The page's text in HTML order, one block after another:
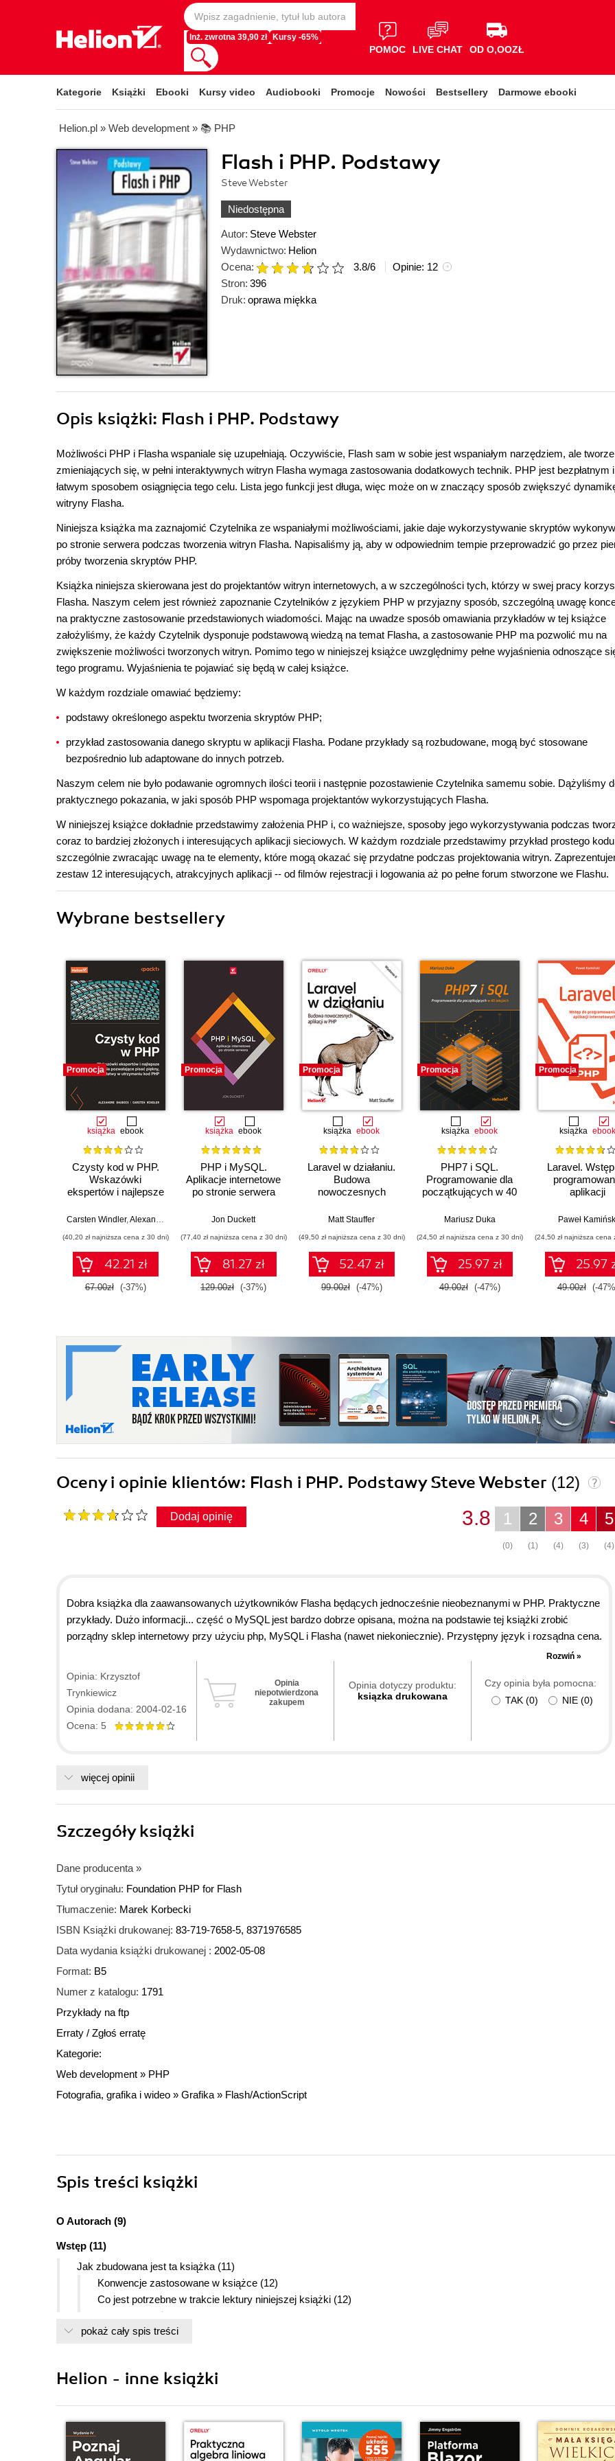
Inż. zwrotna 39,90 zł Kursy -65%
POMOC LIVE CHAT OD O,OOZŁ
Kategorie Książki Ebooki Kursy video Audiobooki Promocje Nowości Bestsellery Darmowe ebooki
Helion.pl » Web development » 📚 PHP
Flash i PHP. Podstawy
Steve Webster
Niedostępna
Autor: Steve Webster
Wydawnictwo: Helion
Ocena:
3.8/6 Opinie: 12
Stron: 396
Druk: oprawa miękka
Opis książki: Flash i PHP. Podstawy
Możliwości PHP i Flasha wspaniale się uzupełniają. Oczywiście, Flash sam w sobie jest wspaniałym narzędziem, ale
zmieniających się, w pełni interaktywnych witryn Flasha wymaga zastosowania dodatkowych technik. PHP jest bezpłatnym i
łatwym sposobem osiągnięcia tego celu. Lista jego funkcji jest długa, więc może on w znaczący sposób zwiększyć
witryny Flasha.
Niniejsza książka ma zaznajomić Czytelnika ze wspaniałymi możliwościami, jakie daje wykorzystywanie skryptów
po stronie serwera podczas tworzenia witryn Flasha. Napisaliśmy ją, aby w odpowiednim tempie przeprowadzić go przez
próby tworzenia skryptów PHP.
Książka niniejsza skierowana jest do projektantów witryn internetowych, a w szczególności tych, którzy w swej pracy
Flasha. Naszym celem jest również zapoznanie Czytelników z językiem PHP w przyjazny sposób, szczególną uwagę
na praktyczne zastosowanie przedstawionych wiadomości. Mając na uwadze sposób omawiania przykładów w tej książce
założyliśmy, że każdy Czytelnik dysponuje podstawową wiedzą na temat Flasha, a zastosowanie PHP ma pozwolić mu na
zwiększenie możliwości tworzonych witryn. Pomimo tego w niniejszej książce uwzględnimy pełne wyjaśnienia odnoszące
tego programu. Wyjaśnienia te pojawiać się będą w całej książce.
W każdym rozdziale omawiać będziemy:
podstawy określonego aspektu tworzenia skryptów PHP;
przykład zastosowania danego skryptu w aplikacji Flasha. Podane przykłady są rozbudowane, mogą być stosowane
bezpośrednio lub adaptowane do innych potrzeb.
Naszym celem nie było podawanie ogromnych ilości teorii i następnie pozostawienie Czytelnika samemu sobie. Dążyliśmy
praktycznego pokazania, w jaki sposób PHP wspomaga projektantów wykorzystujących Flasha.
W niniejszej książce dokładnie przedstawimy założenia PHP i, co ważniejsze, sposoby jego wykorzystywania podczas
coraz to bardziej złożonych i interesujących aplikacji sieciowych. W każdym rozdziale przedstawimy przykład prostego
szczególnie zwracając uwagę na te elementy, które mogą okazać się przydatne podczas projektowania witryn.
zestaw 12 interesujących, atrakcyjnych aplikacji -- od filmów rejestracji i logowania aż po pełne forum stworzone we Flashu.
Wybrane bestsellery
Promocja
książka ebook
Czysty kod w PHP.
Wskazówki
ekspertów i najlepsze
pozwalające pisać
łatwy w utrzymaniu
kod PHP
Carsten Windler,Alexandre Daubois
(40,20 zł najniższa cena z 30 dni)
42.21 zł
67.00zł (-37%)
Promocja
książka ebook
PHP i MySQL.
Aplikacje internetowe
po stronie serwera
Jon Duckett
(77,40 zł najniższa cena z 30 dni)
81.27 zł
129.00zł (-37%)
Promocja
książka ebook
Laravel w działaniu.
Budowa
nowoczesnych
Wydanie II
Matt Stauffer
(49,50 zł najniższa cena z 30 dni)
52.47 zł
99.00zł (-47%)
Promocja
książka ebook
PHP7 i SQL.
Programowanie dla
początkujących w 40
Mariusz Duka
(24,50 zł najniższa cena z 30 dni)
25.97 zł
49.00zł (-47%)
Promocja
książka ebook
Laravel.
aplikacji
Paweł
(24,50 zł najniższa cena
25.97
49.00zł (-
Oceny i opinie klientów: Flash i PHP. Podstawy Steve Webster (12)
Dodaj opinię 5
(4)
4
(3)
3
(4)
2
(1)
1
(0)
3.8
Dobra książka dla zaawansowanych użytkowników Flasha będących jednocześnie nieobeznanymi w PHP. Praktyczne
przykłady. Dużo informacji... część o MySQL jest bardzo dobrze opisana, można na podstawie tej książki zrobić
porządny sklep internetowy przy użyciu php, MySQL i Flasha (nawet niekoniecznie). Przystępny język i rozsądna cena.
Rozwiń »
Opinia: Krzysztof
Trynkiewicz
Opinia dodana: 2004-02-16
Ocena: 5
Opinia
niepotwierdzona
zakupem
Opinia dotyczy produktu:
ksiązka drukowana
Czy opinia była pomocna:
TAK (0) NIE (0)
więcej opinii
Szczegółyksiążki
Dane producenta »
Tytuł oryginału: Foundation PHP for Flash
Tłumaczenie: Marek Korbecki
ISBN Książki drukowanej: 83-719-7658-5, 8371976585
Data wydania książki drukowanej : 2002-05-08
Format: B5
Numer z katalogu: 1791
Przykłady na ftp
Erraty / Zgłoś erratę
Kategorie:
Web development » PHP
Fotografia, grafika i wideo » Grafika » Flash/ActionScript
Spis treści książki
O Autorach (9)
Wstęp (11)
Jak zbudowana jest ta książka (11)
Konwencje zastosowane w książce (12)
Co jest potrzebne w trakcie lektury niniejszej książki (12)
Wsparcie - każdy go potrzebuje (13)
PHP i skrypty wykonywane po stronie serwera (14)
Rozdział 1. Dynamiczne dane dla Flasha (21)
Wczytywanie danych zewnętrznych (21)
Porady dotyczące polecenia loadVariables (24)
Detektory zdarzeń klipów filmowych (25)
Wysyłanie informacji z Flasha (29)
Budowa formularza rejestracji (30)
pokaż cały spis treści
Helion - inne książki